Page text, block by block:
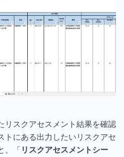
リスクアセスメント結果を確認
トにある出力したいリスクアセ
、「 リスクアセスメントシー